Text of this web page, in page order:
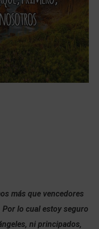
más que vencedores
lo cual estoy seguro
ni principados,